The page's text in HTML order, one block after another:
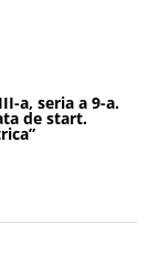
a, seria a 9-a.
de start.